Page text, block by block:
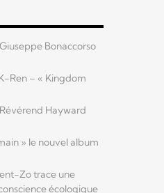
Bonaccorso
Ren – « Kingdom
Hayward
» le nouvel album
Zo trace une
écologique